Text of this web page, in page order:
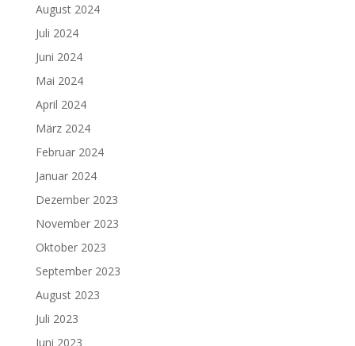
August 2024
Juli 2024
Juni 2024
Mai 2024
April 2024
März 2024
Februar 2024
Januar 2024
Dezember 2023
November 2023
Oktober 2023
September 2023
August 2023
Juli 2023
Juni 2023